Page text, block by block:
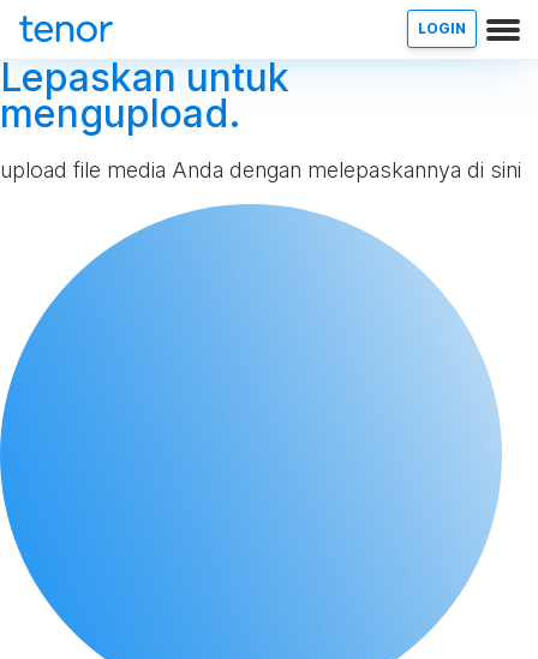
LOGIN
Lepaskan untuk
mengupload.
upload file media Anda dengan melepaskannya di sini